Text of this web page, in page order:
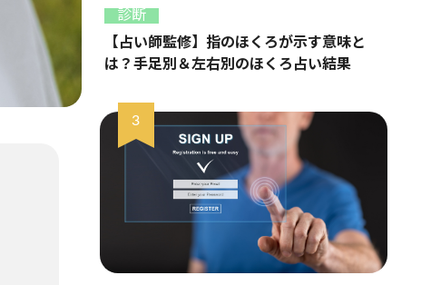
診断
【占い師監修】指のほくろが示す意味と
は？手足別＆左右別のほくろ占い結果